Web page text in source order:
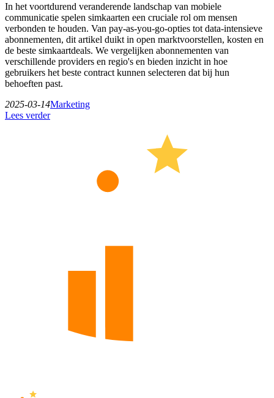
In het voortdurend veranderende landschap van mobiele
communicatie spelen simkaarten een cruciale rol om mensen
verbonden te houden. Van pay-as-you-go-opties tot data-intensieve
abonnementen, dit artikel duikt in open marktvoorstellen, kosten en
de beste simkaartdeals. We vergelijken abonnementen van
verschillende providers en regio's en bieden inzicht in hoe
gebruikers het beste contract kunnen selecteren dat bij hun
behoeften past.
2025-03-14Marketing
Lees verder